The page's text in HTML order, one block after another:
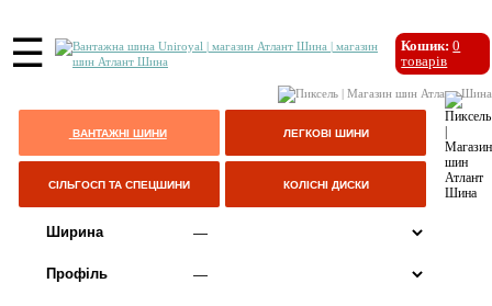
☰ Кошик: 0
товарів
ВАНТАЖНІ ШИНИ ЛЕГКОВІ ШИНИ
СІЛЬГОСП ТА СПЕЦШИНИ КОЛІСНІ ДИСКИ
Ширина
Профіль